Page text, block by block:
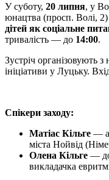
У суботу, 20 липня, у
юнацтва (просп. Волі,
дітей як соціальне
тривалість — до 14:00.
Зустріч організовують
ініціативи у Луцьку.
Спікери заходу:
Матіас Кільге —
міста Нойвід
Олена Кільге —
викладачка